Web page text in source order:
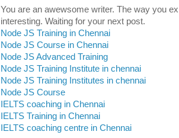
You are an awewsome writer. The way you
interesting. Waiting for your next post.
Node JS Training in Chennai
Node JS Course in Chennai
Node JS Advanced Training
Node JS Training Institute in chennai
Node JS Training Institutes in chennai
Node JS Course
IELTS coaching in Chennai
IELTS Training in Chennai
IELTS coaching centre in Chennai